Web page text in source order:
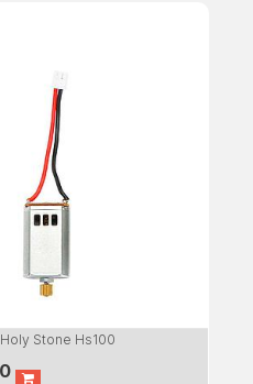
Stone Hs100